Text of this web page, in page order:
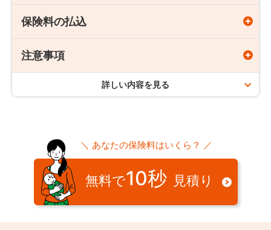
料が再計算され、多くの場合、保険料は高くなります。
保険期間満了日の年齢が90歳になるように保険期間を年単
位で短縮して更新します。
終身がん保険への移行について
保険期間満了日の2ヶ月前までのお申し出で、その時の
健康状態にかかわらず、保険期間満了日の翌日に、当社
所定の終身がん保険に移行することができます。
契約年齢
定期がん保険「au定期がんほけん」の場合
18歳～70歳
保険期間
保険料の払込
保険料払込期間
定期がん保険「au定期がんほけん」の場合
保険期間と同一
注意事項
海外にお住まいの場合（海外赴任、移住など）は、お申
し込みいただけません。
合があります。
申し込み日から30日以内に契約手続きが完了しない場
合、申し込みは取り消されます。
申込日前または申込日から責任開始日の前日以前にがん
と診断されていた場合、契約者、被保険者がその事実を
なり、一時金や給付金はお支払いできません。
詳しい内容を見る
＼ あなたの保険料はいくら？ ／
無料で10秒 見積り